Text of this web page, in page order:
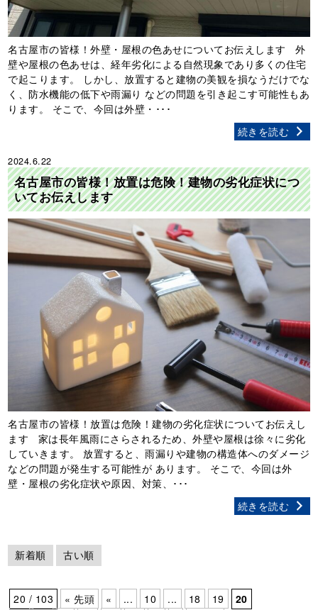
名古屋市の皆様！外壁・屋根の色あせについてお伝えします 外
壁や屋根の色あせは、経年劣化による自然現象であり多くの住宅
で起こります。 しかし、放置すると建物の美観を損なうだけでな
く、防水機能の低下や雨漏り などの問題を引き起こす可能性もあ
ります。 そこで、今回は外壁・･･･
続きを読む
2024.6.22
名古屋市の皆様！放置は危険！建物の劣化症状につ
いてお伝えします
名古屋市の皆様！放置は危険！建物の劣化症状についてお伝えし
ます 家は長年風雨にさらされるため、外壁や屋根は徐々に劣化
していきます。 放置すると、雨漏りや建物の構造体へのダメージ
などの問題が発生する可能性が あります。 そこで、今回は外
壁・屋根の劣化症状や原因、対策、･･･
続きを読む
新着順 古い順
20 / 103 « 先頭 « ... 10 ... 18 19
20